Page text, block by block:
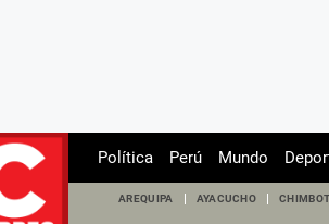
Política Perú Mundo
AREQUIPA AYACUCHO